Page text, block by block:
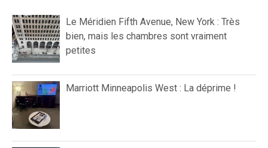
Le Méridien Fifth Avenue, New York : Très
bien, mais les chambres sont vraiment
petites
Marriott Minneapolis West : La déprime !